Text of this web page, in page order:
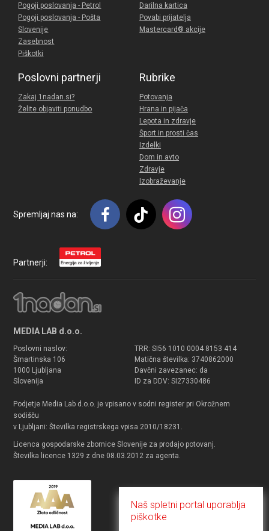
Pogoji poslovanja - Petrol
Pogoji poslovanja - Pošta
Slovenije
Zasebnost
Piškotki
Darilna kartica
Povabi prijatelja
Mastercard® akcije
Poslovni partnerji
Zakaj 1nadan.si?
Želite objaviti ponudbo
Rubrike
Potovanja
Hrana in pijača
Lepota in zdravje
Šport in prosti čas
Izdelki
Dom in avto
Zdravje
Izobraževanje
Spremljaj nas na:
Partnerji:
MEDIA LAB d.o.o.
Poslovni naslov:
Šmartinska 106
1000 Ljubljana
Slovenija
TRR: SI56 1010 0004 8153 414
Matična številka: 3740862000
Davčni zavezanec: da
ID za DDV: SI27330486
Podjetje Media Lab d.o.o. je vpisano v sodni register pri Okrožnem
sodišču
v Ljubljani: Številka registrskega vpisa 2010/18231.
Licenca gospodarske zbornice Slovenije za prodajo potovanj.
Številka licence 1329 z dne 08.03.2012 za agenta.
Naš spletni portal uporablja
piškotke